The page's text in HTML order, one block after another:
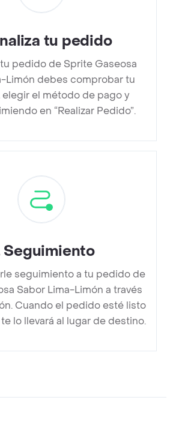
tu pedido
pedido de Sprite Gaseosa
Limón debes comprobar tu
el método de pago y
en “Realizar Pedido”.
Seguimiento
seguimiento a tu pedido de
Sabor Lima-Limón a través
Cuando el pedido esté listo
lo llevará al lugar de destino.